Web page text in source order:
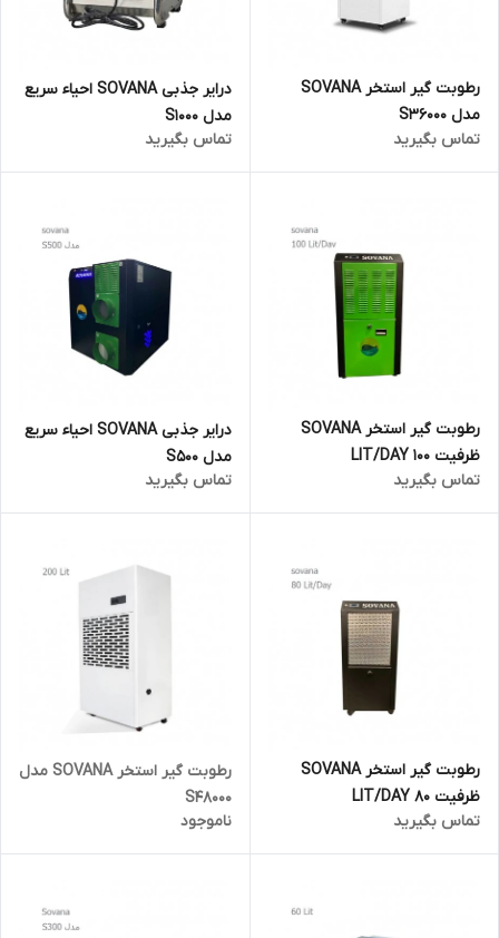
رطوبت گیر استخر SOVANA
مدل S36000
تماس بگیرید
درایر جذبی SOVANA احیاء سریع
مدل S1000
تماس بگیرید
رطوبت گیر استخر SOVANA
ظرفیت 100 LIT/DAY
تماس بگیرید
درایر جذبی SOVANA احیاء سریع
مدل S500
تماس بگیرید
رطوبت گیر استخر SOVANA
ظرفیت 80 LIT/DAY
تماس بگیرید
رطوبت گیر استخر SOVANA مدل
S48000
ناموجود